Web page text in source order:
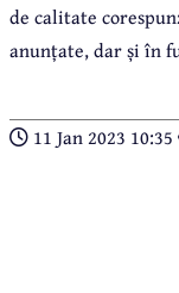
de calitate
anunțate, dar și în
11 Jan 2023 10:35